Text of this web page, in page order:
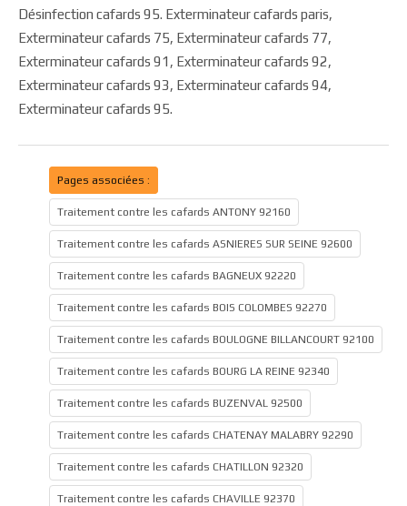
Désinfection cafards 95. Exterminateur cafards paris,
Exterminateur cafards 75, Exterminateur cafards 77,
Exterminateur cafards 91, Exterminateur cafards 92,
Exterminateur cafards 93, Exterminateur cafards 94,
Exterminateur cafards 95.
Pages associées :
Traitement contre les cafards ANTONY 92160
Traitement contre les cafards ASNIERES SUR SEINE 92600
Traitement contre les cafards BAGNEUX 92220
Traitement contre les cafards BOIS COLOMBES 92270
Traitement contre les cafards BOULOGNE BILLANCOURT 92100
Traitement contre les cafards BOURG LA REINE 92340
Traitement contre les cafards BUZENVAL 92500
Traitement contre les cafards CHATENAY MALABRY 92290
Traitement contre les cafards CHATILLON 92320
Traitement contre les cafards CHAVILLE 92370